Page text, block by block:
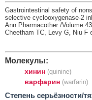
Gastrointestinal safety of
selective cyclooxygenase-2
Ann Pharmacother /
Cheetham TC, Levy G, Niu F
Молекулы:
хинин (quinine)
варфарин (warfarin)
Cтепень серьёзности/